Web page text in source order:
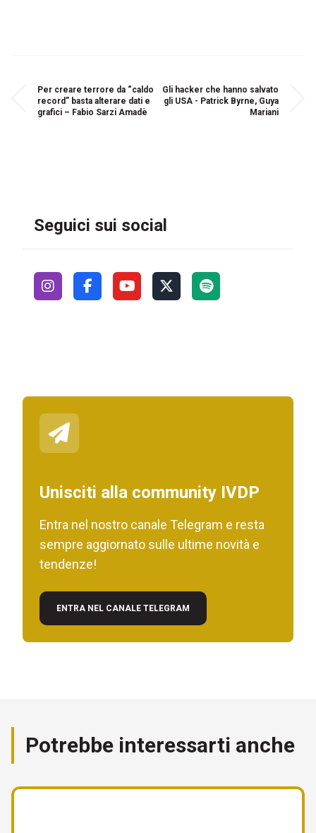
Per creare terrore da “caldo
record” basta alterare dati e
grafici – Fabio Sarzi Amadè
Gli hacker che hanno salvato
gli USA - Patrick Byrne, Guya
Mariani
Seguici sui social
Unisciti alla community IVDP
Entra nel nostro canale Telegram e resta
sempre aggiornato sulle ultime novità e
tendenze!
ENTRA NEL CANALE TELEGRAM
Potrebbe interessarti anche